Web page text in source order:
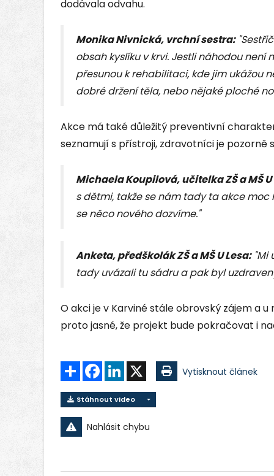
dodávala odvahu.
Monika Nivnická, vrchní sestra:
obsah kyslíku v krvi. Jestli náhodou není
přesunou k rehabilitaci, kde jim ukážou
dobré držení těla, nebo nějaké ploché
Akce má také důležitý preventivní
seznamují s přístroji, zdravotníci je pozorně
Michaela Koupilová, učitelka ZŠ a MŠ U
s dětmi, takže se nám tady ta akce moc
se něco nového dozvíme."
Anketa, předškolák ZŠ a MŠ U Lesa:"Mi
tady uvázali tu sádru a pak byl
O akci je v Karviné stále obrovský zájem a
proto jasné, že projekt bude pokračovat i
Sdílet FacebookLinkedIn Vytisknout článek
Stáhnout video
Nahlásit chybu